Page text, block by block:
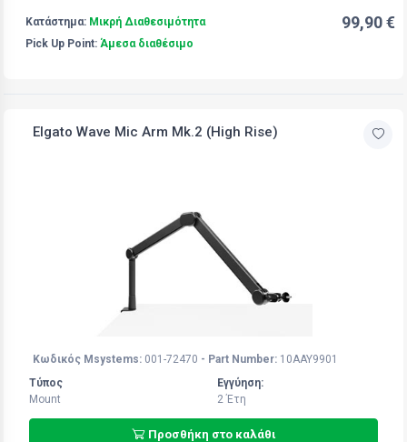
Κατάστημα: Μικρή Διαθεσιμότητα
Pick Up Point: Άμεσα διαθέσιμο
99,90 €
Elgato Wave Mic Arm Mk.2 (High Rise)
Κωδικός Msystems: 001-72470 - Part Number: 10AAY9901
Τύπος
Mount
Εγγύηση:
2 Έτη
Προσθήκη στο καλάθι